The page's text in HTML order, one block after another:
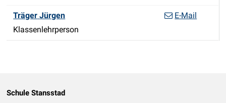
Träger JürgenFunktion
Klassenlehrperson
E-Mail
Schule Stansstad